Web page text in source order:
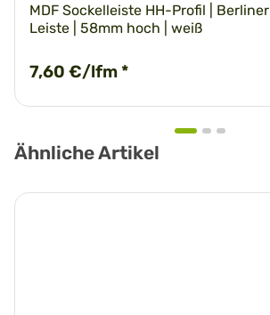
MDF Sockelleiste HH-Profil | Berliner
Leiste | 58mm hoch | weiß
7,60 €/lfm *
Ähnliche Artikel